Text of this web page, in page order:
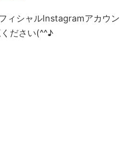
ィシャルInstagramアカウン
ださい(^^♪